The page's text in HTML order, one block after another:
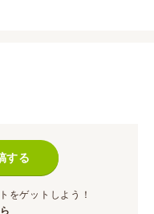
する
をゲットしよう！